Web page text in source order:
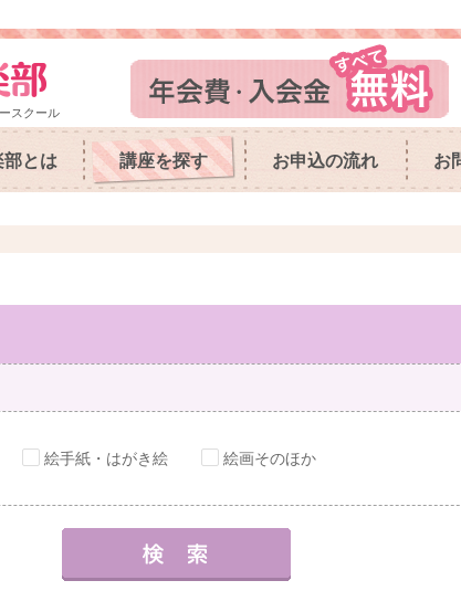
スクール
部とは 講座を探す お申込の流れ お
絵手紙・はがき絵 絵画そのほか